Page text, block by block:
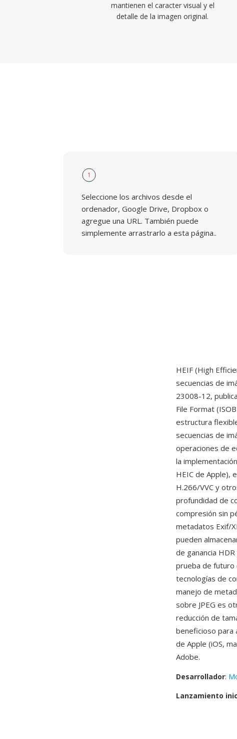
mantienen el caracter visual y el
detalle de la imagen original.
1
Seleccione los archivos desde el
ordenador, Google Drive, Dropbox o
agregue una URL. También puede
simplemente arrastrarlo a esta página..
HEIF (High
secuencias de
23008-12,
File Format
estructura
secuencias de
operaciones de
la
HEIC de Apple),
H.266/VVC y
profundidad de
compresión sin
metadatos Exif/
pueden
de ganancia
prueba de futuro
tecnologías de
manejo de
sobre JPEG es
reducción de
beneficioso para
de Apple (iOS,
Adobe.
Desarrollador:
Lanzamiento